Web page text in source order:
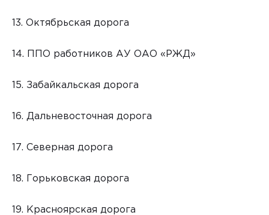
13. Октябрьская дорога
14. ППО работников АУ ОАО «РЖД»
15. Забайкальская дорога
16. Дальневосточная дорога
17. Северная дорога
18. Горьковская дорога
19. Красноярская дорога